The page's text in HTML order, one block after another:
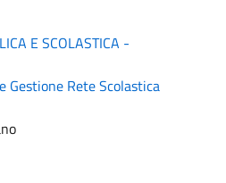
E SCOLASTICA -
Gestione Rete Scolastica